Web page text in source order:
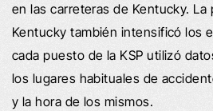
en las carreteras de Kentucky. La
Kentucky también intensificó los
cada puesto de la KSP utilizó
los lugares habituales de
y la hora de los mismos.